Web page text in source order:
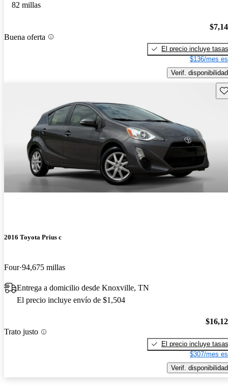
82 millas
Buena oferta
El precio incluye tasas
$136/mes
Verif. disponibilidad
2016 Toyota Prius c
Four 94,675 millas
Entrega a domicilio desde Knoxville, TN
El precio incluye envío de $1,504
Trato justo
El precio incluye tasas
$307/mes
Verif. disponibilidad